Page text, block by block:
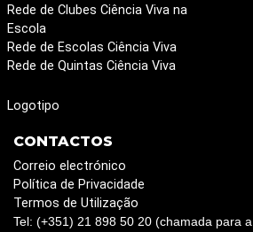
Rede de Clubes Ciência Viva na
Escola
Rede de Escolas Ciência Viva
Rede de Quintas Ciência Viva
Logotipo
CONTACTOS
Correio electrónico
Política de Privacidade
Termos de Utilização
Tel: (+351) 21 898 50 20 (chamada para